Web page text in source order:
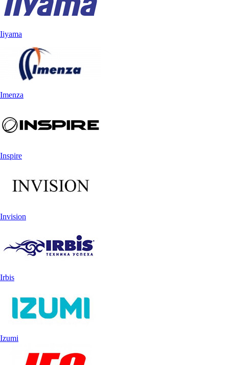
Iiyama
Imenza
Inspire
Invision
Irbis
Izumi